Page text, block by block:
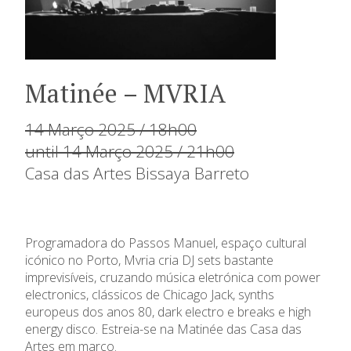
Matinée – MVRIA
14 Março 2025 / 18h00
until 14 Março 2025 / 21h00
Casa das Artes Bissaya Barreto
Programadora do Passos Manuel, espaço cultural
icónico no Porto, Mvria cria DJ sets bastante
imprevisíveis, cruzando música eletrónica com power
electronics, clássicos de Chicago Jack, synths
europeus dos anos 80, dark electro e breaks e high
energy disco. Estreia-se na Matinée das Casa das
Artes em março.